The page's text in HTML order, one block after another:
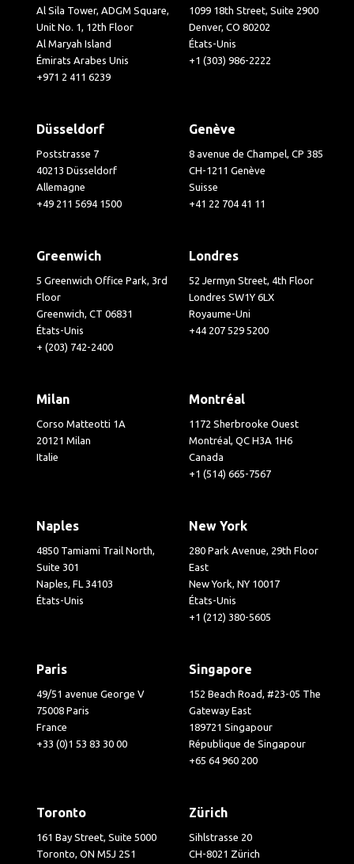
Al Sila Tower, ADGM Square,
Unit No. 1, 12th Floor
Al Maryah Island
Émirats Arabes Unis
+971 2 411 6239
1099 18th Street, Suite 2900
Denver, CO 80202
États-Unis
+1 (303) 986-2222
Düsseldorf
Poststrasse 7
40213 Düsseldorf
Allemagne
+49 211 5694 1500
Genève
8 avenue de Champel, CP 385
CH-1211 Genève
Suisse
+41 22 704 41 11
Greenwich
5 Greenwich Office Park, 3rd
Floor
Greenwich, CT 06831
États-Unis
+ (203) 742-2400
Londres
52 Jermyn Street, 4th Floor
Londres SW1Y 6LX
Royaume-Uni
+44 207 529 5200
Milan
Corso Matteotti 1A
20121 Milan
Italie
Montréal
1172 Sherbrooke Ouest
Montréal, QC H3A 1H6
Canada
+1 (514) 665-7567
Naples
4850 Tamiami Trail North,
Suite 301
Naples, FL 34103
États-Unis
New York
280 Park Avenue, 29th Floor
East
New York, NY 10017
États-Unis
+1 (212) 380-5605
Paris
49/51 avenue George V
75008 Paris
France
+33 (0)1 53 83 30 00
Singapore
152 Beach Road, #23-05 The
Gateway East
189721 Singapour
République de Singapour
+65 64 960 200
Toronto
161 Bay Street, Suite 5000
Toronto, ON M5J 2S1
Zürich
Sihlstrasse 20
CH-8021 Zürich